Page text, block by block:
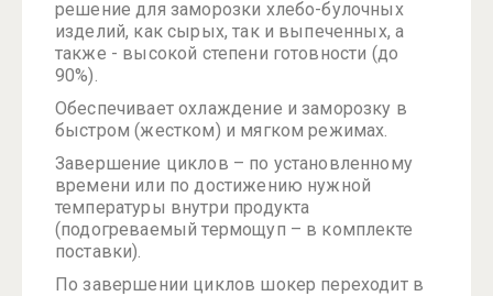
решение для заморозки хлебо-булочных
изделий, как сырых, так и выпеченных, а
также - высокой степени готовности (до
90%).
Обеспечивает охлаждение и заморозку в
быстром (жестком) и мягком режимах.
Завершение циклов – по установленному
времени или по достижению нужной
температуры внутри продукта
(подогреваемый термощуп – в комплекте
поставки).
По завершении циклов шокер переходит в